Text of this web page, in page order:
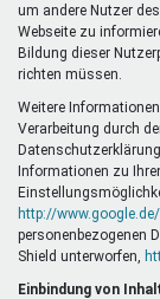
um andere Nutzer
Webseite zu
Bildung dieser
richten müssen.
Weitere
Verarbeitung durch
Informationen zu
http://
personenbezogenen
Shield unterworfen,
Einbindung von